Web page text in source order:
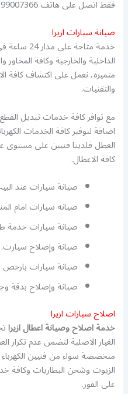
فقط اتصل على هاتف 99007366 نصلك علة الفور.
صيانة سيارات ازيرا
خدمة
الداخلية والخارجية وكافة
متميزة، نعمل على اكتشاف كافة
والتقنيات.
مع توافر كافة خدمات تبديل
اضافة لتوفير كافة الخدمات
العطل فلدينا فنيين على مستوى
كافة الاعطال.
صيانة سيارات عند
صيانه سيارات امام
صيانة سيارات خدمة
صيانة وإصلاح سيارت.
صيانة سيارات بارخص
صيانة وإصلاح بدقة
اصلاح سيارات ازيرا
خدمة اصلاح وصيانة اعطال ازيرا
الغيار الاصلية لتضمن عدم تكرار
متخصصة سواء من فنيين الكهرباء
الزيوت وشحن البطاريات
على الفور.